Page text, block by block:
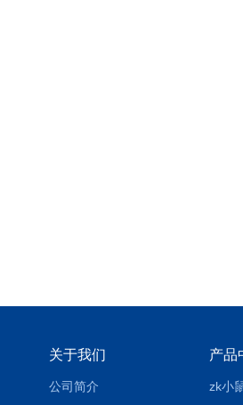
关于我们
公司简介
产品